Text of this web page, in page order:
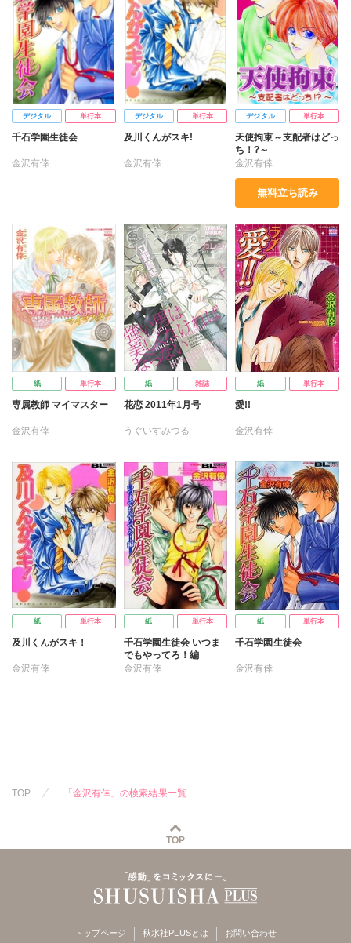
デジタル 単行本
千石学園生徒会
金沢有倖
デジタル 単行本
及川くんがスキ!
金沢有倖
デジタル 単行本
天使拘束～支配者はどっ
ち！?～
金沢有倖
無料立ち読み
紙 単行本
専属教師 マイマスター
金沢有倖
紙 雑誌
花恋 2011年1月号
うぐいすみつる
ヒマワリソウヤ
やまかみ梨由 浦コハク
金沢有倖 九州男児
九条AOI
高山はるな
今市子 鹿谷サナエ
木村イマ 梨花チマキ
立野真琴 和泉アオ
村上佐知 立木明彦
紙 単行本
愛!!
金沢有倖
紙 単行本
及川くんがスキ！
金沢有倖
紙 単行本
千石学園生徒会 いつま
でもやってろ！編
金沢有倖
紙 単行本
千石学園生徒会
金沢有倖
TOP 「金沢有倖」の検索結果一覧
TOP
トップページ 秋水社PLUSとは お問い合わせ